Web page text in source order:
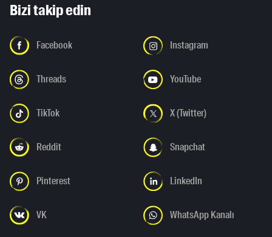
Bizi takip edin
Facebook Instagram
Threads YouTube
TikTok X (Twitter)
Reddit Snapchat
Pinterest LinkedIn
VK WhatsApp Kanalı